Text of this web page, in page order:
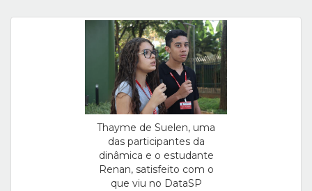
Thayme de Suelen, uma
das participantes da
dinâmica e o estudante
Renan, satisfeito com o
que viu no DataSP